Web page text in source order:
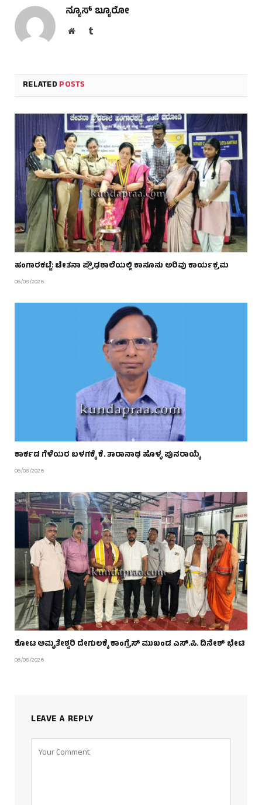
ನ್ಯೂಸ್ ಬ್ಯೂರೋ
WebsiteTumblr
RELATEDPOSTS
ಹಂಗಾರಕಟ್ಟೆ: ಚೇತನಾ ಪ್ರೌಢಶಾಲೆಯಲ್ಲಿ ಕಾನೂನು ಅರಿವು ಕಾರ್ಯಕ್ರಮ
06/08/2026
ಕಾರ್ಕಡ ಗೆಳೆಯರ ಬಳಗಕ್ಕೆ ಕೆ. ತಾರಾನಾಥ ಹೊಳ್ಳ ಪುನರಾಯ್ಕೆ
06/08/2026
ಕೋಟ ಅಮೃತೇಶ್ವರಿ ದೇಗುಲಕ್ಕೆ ಕಾಂಗ್ರೆಸ್ ಮುಖಂಡ ಎಸ್.ಪಿ. ದಿನೇಶ್ ಭೇಟಿ
06/08/2026
LEAVE A REPLY